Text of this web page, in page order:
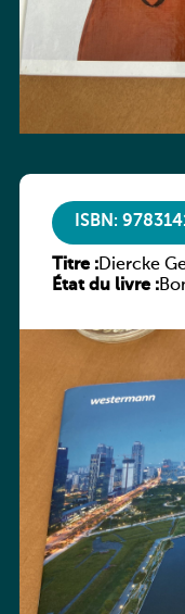
ISBN:
Titre :Diercke
État du livre :